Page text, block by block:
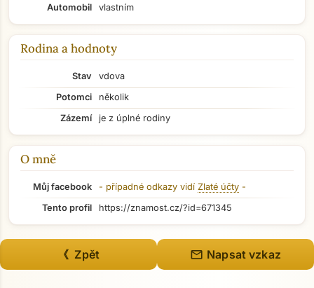
Automobil
vlastním
Rodina a hodnoty
Stav
vdova
Potomci
několik
Zázemí
je z úplné rodiny
O mně
Můj facebook - případné odkazy vidí Zlaté účty -
Tento profil
https://znamost.cz/?id=671345
《 Zpět mail Napsat vzkaz